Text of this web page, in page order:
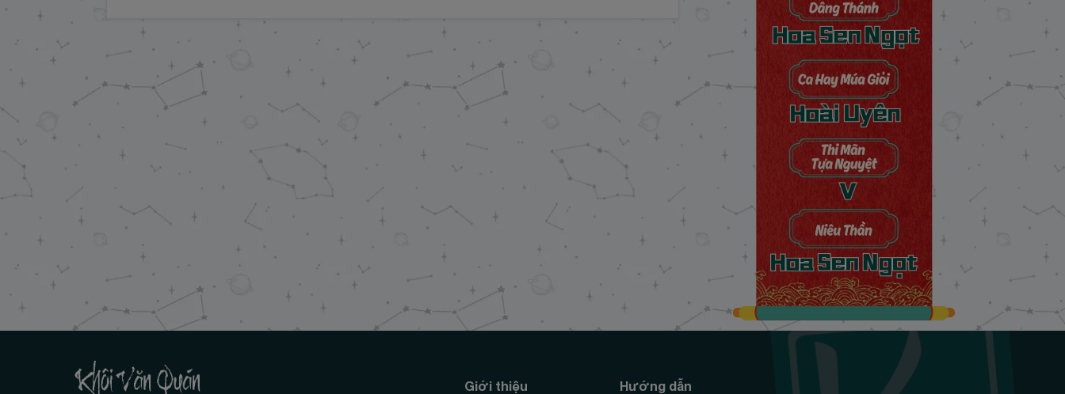
Chương 22: Huyết nguyệt biên thành
Chương 23: Ác mộng tử thần
Chương 24: Dấu tích Huyết Vũ 22/11/2024
Chương 25: Trở lại kinh thành
Chương 26: Một ngày đã xa 22/11/2024
Chương 27: Không thể buông tay
Chương 28: Giấc mơ Yên Tảo 22/11/2024
Chương 29: Mặt trái hoa lệ
Chương 30: Khuấy động đêm trăng
Chương 31: Bóng đêm ngoại thành
Chương 32: Nắng nhạt lưng trời 22/11/2024
Chương 33: Vệt tối thời gian 22/11/2024
Chương 34: Thế trận giăng bày 22/11/2024
Chương 35: Đột kích thôn trang 22/11/2024
Chương 36: Hội ngộ quân tử
Chương 37: Cánh bướm trong đêm
Giới thiệu Hướng dẫn